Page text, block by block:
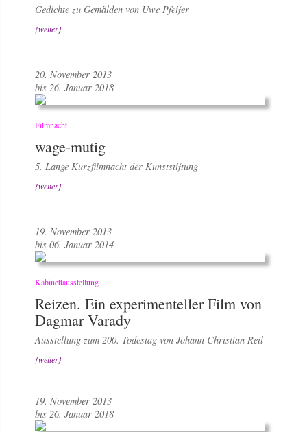
Gedichte zu Gemälden von Uwe Pfeifer
{weiter}
20. November 2013
bis 26. Januar 2018
Filmnacht
wage-mutig
5. Lange Kurzfilmnacht der Kunststiftung
{weiter}
19. November 2013
bis 06. Januar 2014
Kabinettausstellung
Reizen. Ein experimenteller Film von
Dagmar Varady
Ausstellung zum 200. Todestag von Johann Christian Reil
{weiter}
19. November 2013
bis 26. Januar 2018